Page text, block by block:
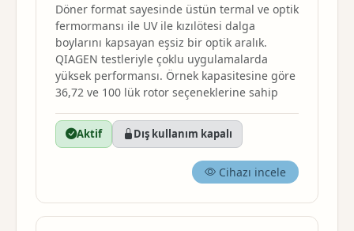
Döner format sayesinde üstün termal ve optik
fermormansı ile UV ile kızılötesi dalga
boylarını kapsayan eşsiz bir optik aralık.
QIAGEN testleriyle çoklu uygulamalarda
yüksek performansı. Örnek kapasitesine göre
36,72 ve 100 lük rotor seçeneklerine sahip
Aktif Dış kullanım kapalı
Cihazı incele